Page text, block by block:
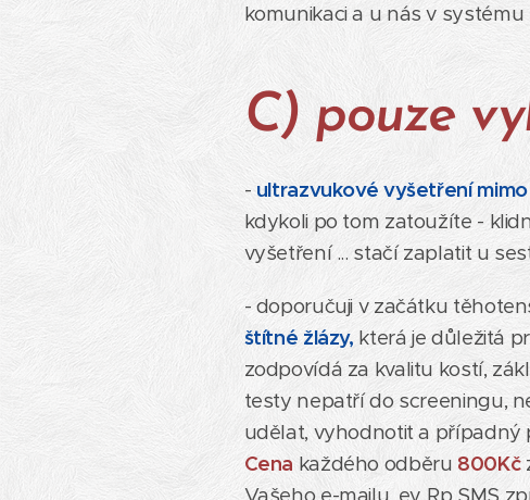
komunikaci a u nás v
C) pouze
-ultrazvukové vyšetření
kdykoli po tom zatoužíte -
vyšetření ... stačí zaplatit u
- doporučuji v začátku
štítné žlázy, která je důležitá
zodpovídá za kvalitu kostí,
testy nepatří do screeningu,
udělat, vyhodnotit a případný
Cena každého odběru 800Kč